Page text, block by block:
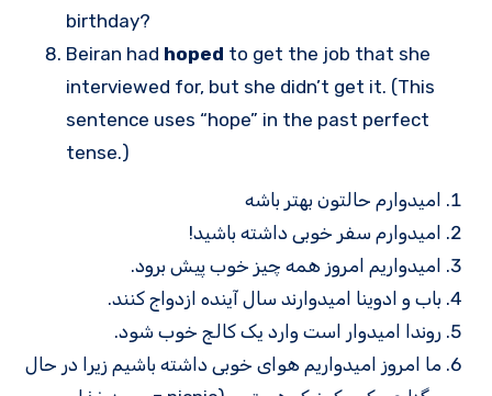
birthday?
Beiran had hoped to get the job that she
interviewed for, but she didn’t get it. (This
sentence uses “hope” in the past perfect
tense.)
امیدوارم حالتون بهتر باشه
امیدوارم سفر خوبی داشته باشید!
امیدواریم امروز همه چیز خوب پیش برود.
باب و ادوینا امیدوارند سال آینده ازدواج کنند.
روندا امیدوار است وارد یک کالج خوب شود.
ما امروز امیدواریم هوای خوبی داشته باشیم زیرا در حال